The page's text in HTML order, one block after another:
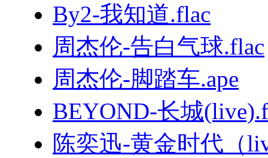
By2-我知道.flac
周杰伦-告白气球.flac
周杰伦-脚踏车.ape
BEYOND-长城
陈奕迅-黄金时代（